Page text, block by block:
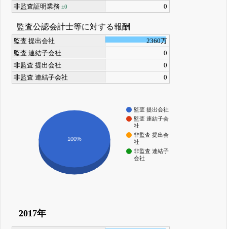
非監査証明業務±0 0
監査公認会計士等に対する報酬
監査 提出会社
2360万
監査 連結子会社
0
非監査 提出会社
0
非監査 連結子会社
0
監査 提出会社
監査 連結子会
社
非監査 提出会
社
非監査 連結子
会社
100%
2017年